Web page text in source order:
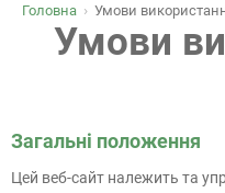
Головна › Умови
Умови
Загальні положення
Цей веб-сайт належить та